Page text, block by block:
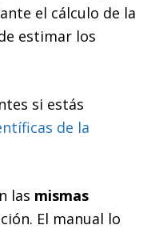
el cálculo de la
estimar los
si estás
de la
las mismas
El manual lo